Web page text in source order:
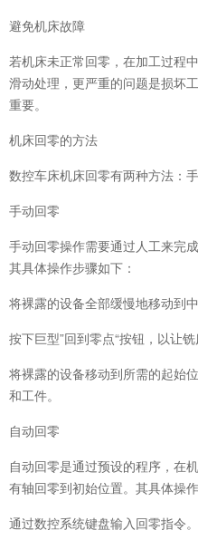
避免机床故障
若机床未正常回零，在加工过程
滑动处理，更严重的问题是损坏
重要。
机床回零的方法
数控车床机床回零有两种方法：
手动回零
手动回零操作需要通过人工来完
其具体操作步骤如下：
将裸露的设备全部缓慢地移动到
按下巨型”回到零点“按钮，以让
将裸露的设备移动到所需的起始
和工件。
自动回零
自动回零是通过预设的程序，在
有轴回零到初始位置。其具体操
通过数控系统键盘输入回零指令。